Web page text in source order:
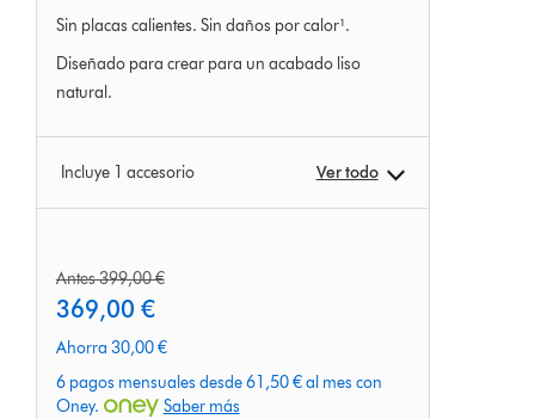
de
de
6116
Sin placas calientes. Sin daños por calor¹.
Diseñado para crear para un acabado liso
natural.
Incluye 1 accesorio Ver todo
precio
original:
Antes 399,00 €
current
369,00 €
Ahorra 30,00 €
6 pagos mensuales desde 61,50 € al mes con
Oney.
Saber más